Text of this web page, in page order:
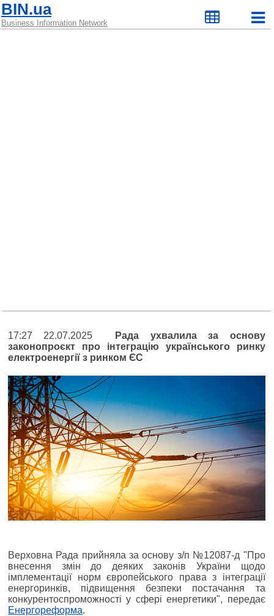
BIN.ua
Business Information Network
17:27 22.07.2025
Рада ухвалила за основу
законопроєкт про інтеграцію українського ринку
електроенергії з ринком ЄС
Верховна Рада прийняла за основу з/п №12087-д "Про
внесення змін до деяких законів України щодо
імплементації норм європейського права з інтеграції
енергоринків, підвищення безпеки постачання та
конкурентоспроможності у сфері енергетики", передає
Енергореформа.